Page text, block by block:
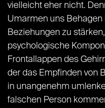
vielleicht eher nicht.
Umarmen uns Behagen
Beziehungen zu
psychologische
Frontallappen des
der das Empfinden von
in unangenehm
falschen Person